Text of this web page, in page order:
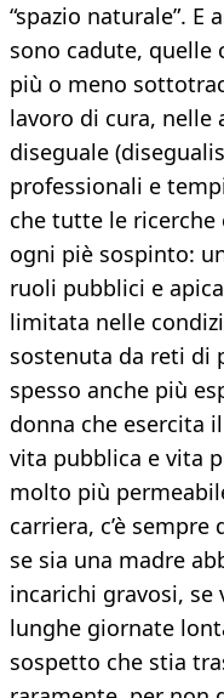
“spazio naturale”. E
sono cadute,
più o meno
lavoro di cura, nelle
diseguale
professionali e
che tutte le
ogni piè sospinto:
ruoli pubblici e
limitata nelle
sostenuta da reti di
spesso anche più
donna che esercita
vita pubblica e vita
molto più
carriera, c’è
se sia una madre
incarichi gravosi,
lunghe giornate
sospetto che stia